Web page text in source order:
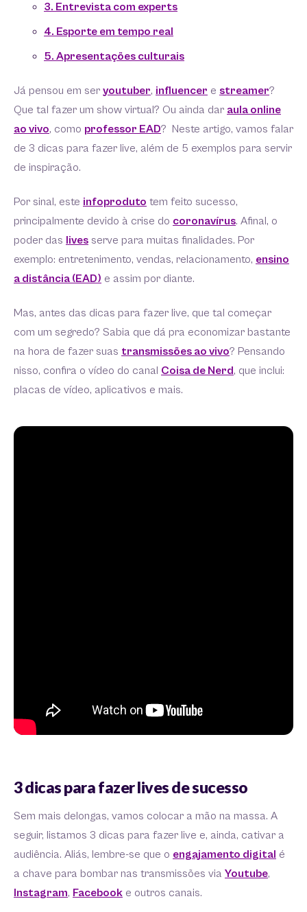
3. Entrevista com experts
4. Esporte em tempo real
5. Apresentações culturais
Já pensou em ser youtuber, influencer e streamer?
Que tal fazer um show virtual? Ou ainda dar aula online
ao vivo, como professor EAD? Neste artigo, vamos falar
de 3 dicas para fazer live, além de 5 exemplos para servir
de inspiração.
Por sinal, este infoproduto tem feito sucesso,
principalmente devido à crise do coronavírus. Afinal, o
poder das lives serve para muitas finalidades. Por
exemplo: entretenimento, vendas, relacionamento, ensino
a distância (EAD) e assim por diante.
Mas, antes das dicas para fazer live, que tal começar
com um segredo? Sabia que dá pra economizar bastante
na hora de fazer suas transmissões ao vivo? Pensando
nisso, confira o vídeo do canal Coisa de Nerd, que inclui:
placas de vídeo, aplicativos e mais.
3 dicas para fazer lives de sucesso
Sem mais delongas, vamos colocar a mão na massa. A
seguir, listamos 3 dicas para fazer live e, ainda, cativar a
audiência. Aliás, lembre-se que o engajamento digital é
a chave para bombar nas transmissões via Youtube,
Instagram, Facebook e outros canais.